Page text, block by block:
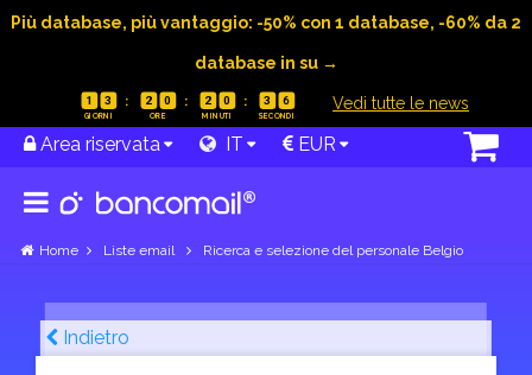
Più database, più vantaggio: -50% con 1 database, -60% da 2
database in su →
1 3 2 0 2 0 3 5 Vedi tutte le news
Area riservata IT EUR
Home Liste email Ricerca e selezione del personale Belgio
Indietro